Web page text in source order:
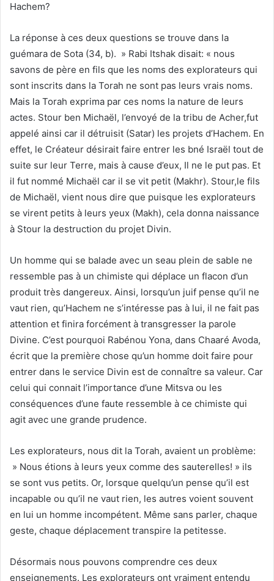
Hachem?
La réponse à ces deux questions se trouve dans la
guémara de Sota (34, b). » Rabi Itshak disait: « nous
savons de père en fils que les noms des explorateurs qui
sont inscrits dans la Torah ne sont pas leurs vrais noms.
Mais la Torah exprima par ces noms la nature de leurs
actes. Stour ben Michaël, l’envoyé de la tribu de Acher,fut
appelé ainsi car il détruisit (Satar) les projets d’Hachem. En
effet, le Créateur désirait faire entrer les bné Israël tout de
suite sur leur Terre, mais à cause d’eux, Il ne le put pas. Et
il fut nommé Michaël car il se vit petit (Makhr). Stour,le fils
de Michaël, vient nous dire que puisque les explorateurs
se virent petits à leurs yeux (Makh), cela donna naissance
à Stour la destruction du projet Divin.
Un homme qui se balade avec un seau plein de sable ne
ressemble pas à un chimiste qui déplace un flacon d’un
produit très dangereux. Ainsi, lorsqu’un juif pense qu’il ne
vaut rien, qu’Hachem ne s’intéresse pas à lui, il ne fait pas
attention et finira forcément à transgresser la parole
Divine. C’est pourquoi Rabénou Yona, dans Chaaré Avoda,
écrit que la première chose qu’un homme doit faire pour
entrer dans le service Divin est de connaître sa valeur. Car
celui qui connait l’importance d’une Mitsva ou les
conséquences d’une faute ressemble à ce chimiste qui
agit avec une grande prudence.
Les explorateurs, nous dit la Torah, avaient un problème:
» Nous étions à leurs yeux comme des sauterelles! » ils
se sont vus petits. Or, lorsque quelqu’un pense qu’il est
incapable ou qu’il ne vaut rien, les autres voient souvent
en lui un homme incompétent. Même sans parler, chaque
geste, chaque déplacement transpire la petitesse.
Désormais nous pouvons comprendre ces deux
enseignements. Les explorateurs ont vraiment entendu